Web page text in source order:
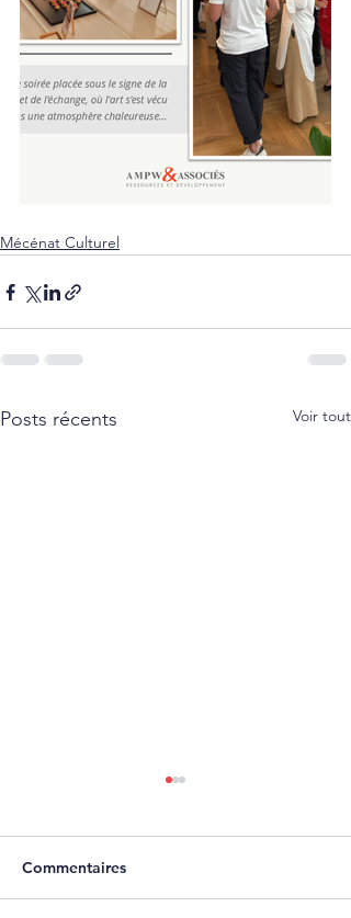
Mécénat Culturel
Posts récents Voir tout
Commentaires